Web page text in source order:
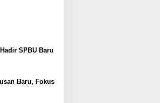
SPBU Baru
Baru, Fokus